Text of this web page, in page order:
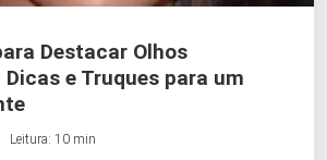
Destacar Olhos
e Truques para um
Leitura: 10 min